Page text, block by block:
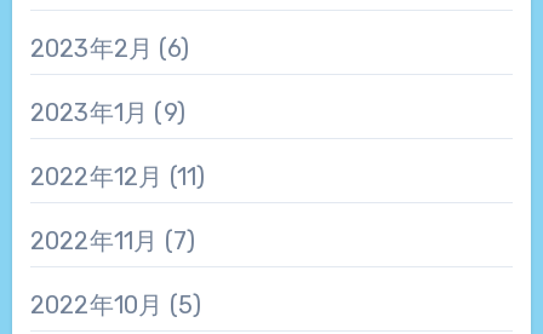
2023年2月 (6)
2023年1月 (9)
2022年12月 (11)
2022年11月 (7)
2022年10月 (5)